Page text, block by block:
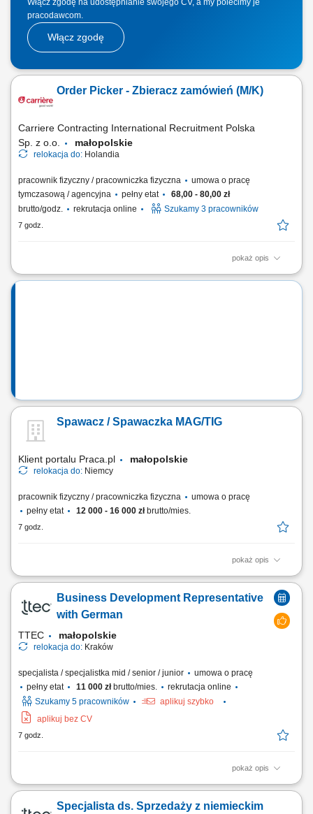
Włącz zgodę na udostępnianie swojego CV, a my polecimy je
pracodawcom.
Włącz zgodę
Order Picker - Zbieracz zamówień (M/K)
Carriere Contracting International Recruitment Polska
Sp. z o.o.
małopolskie
relokacja do: Holandia
pracownik fizyczny / pracowniczka fizyczna
umowa o pracę
tymczasową / agencyjna
pełny etat
68,00 - 80,00 zł
brutto/godz.
rekrutacja online Szukamy 3 pracowników
7 godz.
pokaż opis
Chcesz zacząć pracę za granicą i szukasz stabilnego zatrudnienia w
Spawacz / Spawaczka MAG/TIG
Klient portalu Praca.pl małopolskie
relokacja do: Niemcy
pracownik fizyczny / pracowniczka fizyczna
umowa o pracę
pełny etat
12 000 - 16 000 złbrutto/mies.
7 godz.
pokaż opis
wykonywanie prac spawalniczych metodą MAG (135) oraz TIG/WIG
dokumentacją techniczną, spawanie konstrukcji stalowych, rur oraz
komponentów ze stali węglowej i nierdzewnej, montaż oraz sczepianie
Business Development Representative
with German
TTEC małopolskie
relokacja do: Kraków
specjalista / specjalistka mid / senior / junior
umowa o pracę
pełny etat
11 000 złbrutto/mies.
rekrutacja online
Szukamy 5 pracowników
aplikuj szybko
aplikuj bez CV
7 godz.
pokaż opis
Relocate to Krakow with 10.000 PLN bonus! Your potential has a place
Development Representative with German-English working hybrid in
Specjalista ds. Sprzedaży z niemieckim